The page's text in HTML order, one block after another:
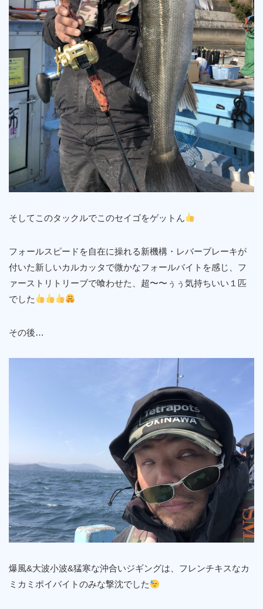
そしてこのタックルでこのセイゴをゲットん
フォールスピードを自在に操れる新機構・レバーブレーキが
付いた新しいカルカッタで微かなフォールバイトを感じ、フ
ァーストリトリーブで喰わせた、超〜〜ぅぅ気持ちいい１匹
でした
その後…
爆風&大波小波&猛寒な沖合いジギングは、フレンチキスなカ
ミカミポイバイトのみな撃沈でした